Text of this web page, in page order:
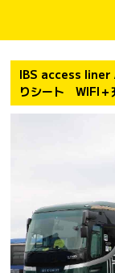
IBS access liner
りシート WIFI